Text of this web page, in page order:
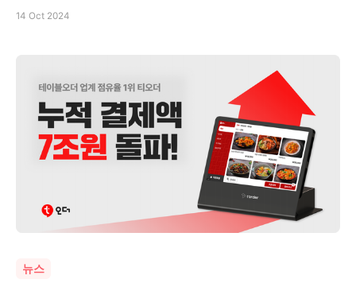
14 Oct 2024
뉴스